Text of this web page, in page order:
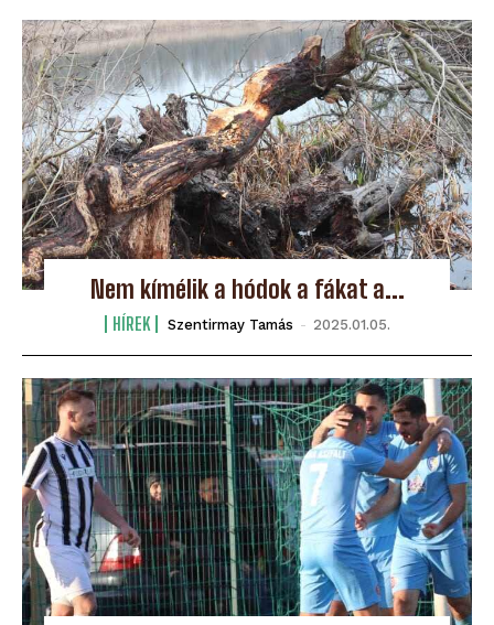
Nem kímélik a hódok a fákat a...
HÍREK Szentirmay Tamás - 2025.01.05.